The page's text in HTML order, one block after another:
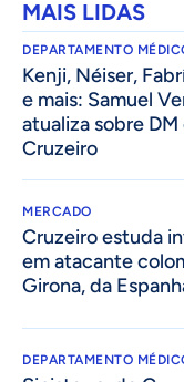
MAIS LIDAS
DEPARTAMENTO
Kenji, Néiser,
e mais: Samuel
atualiza sobre DM
Cruzeiro
MERCADO
Cruzeiro estuda
em atacante
Girona, da
DEPARTAMENTO